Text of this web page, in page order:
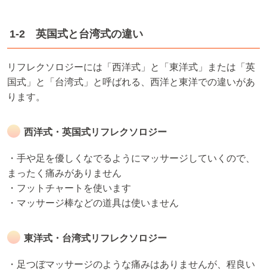
1-2 英国式と台湾式の違い
リフレクソロジーには「西洋式」と「東洋式」または「英
国式」と「台湾式」と呼ばれる、西洋と東洋での違いがあ
ります。
西洋式・英国式リフレクソロジー
・手や足を優しくなでるようにマッサージしていくので、
まったく痛みがありません
・フットチャートを使います
・マッサージ棒などの道具は使いません
東洋式・台湾式リフレクソロジー
・足つぼマッサージのような痛みはありませんが、程良い